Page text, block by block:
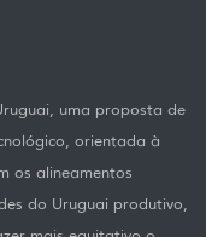
uma proposta de
orientada à
os alineamentos
do Uruguai produtivo,